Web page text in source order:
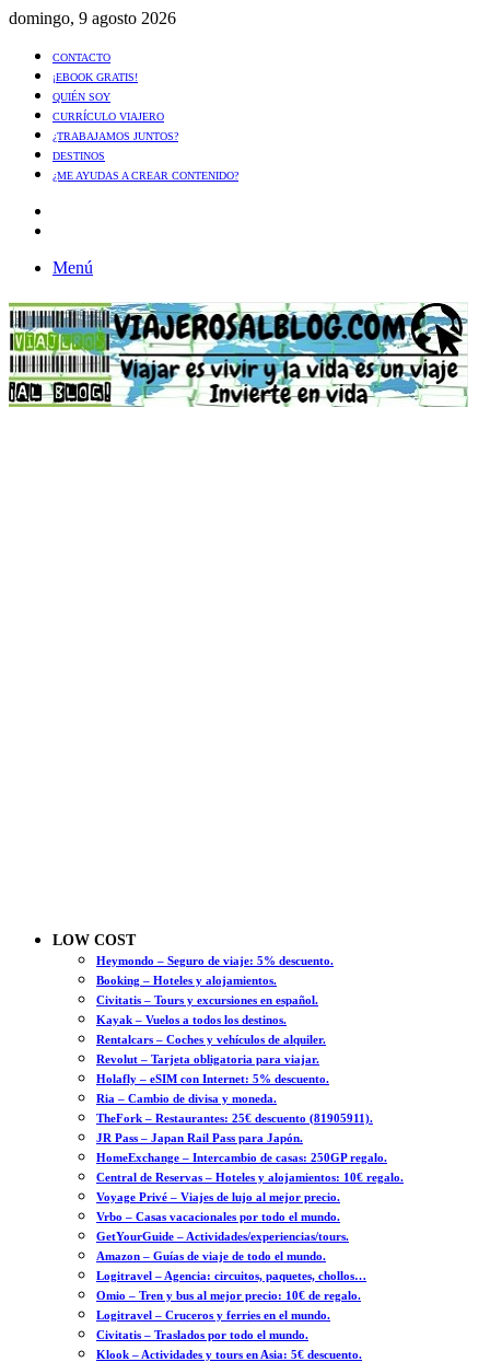
domingo, 9 agosto 2026
CONTACTO
¡EBOOK GRATIS!
QUIÉN SOY
CURRÍCULO VIAJERO
¿TRABAJAMOS JUNTOS?
DESTINOS
¿ME AYUDAS A CREAR CONTENIDO?
Menú
LOW COST
Heymondo – Seguro de viaje: 5% descuento.
Booking – Hoteles y alojamientos.
Civitatis – Tours y excursiones en español.
Kayak – Vuelos a todos los destinos.
Rentalcars – Coches y vehículos de alquiler.
Revolut – Tarjeta obligatoria para viajar.
Holafly – eSIM con Internet: 5% descuento.
Ria – Cambio de divisa y moneda.
TheFork – Restaurantes: 25€ descuento (81905911).
JR Pass – Japan Rail Pass para Japón.
HomeExchange – Intercambio de casas: 250GP regalo.
Central de Reservas – Hoteles y alojamientos: 10€ regalo.
Voyage Privé – Viajes de lujo al mejor precio.
Vrbo – Casas vacacionales por todo el mundo.
GetYourGuide – Actividades/experiencias/tours.
Amazon – Guías de viaje de todo el mundo.
Logitravel – Agencia: circuitos, paquetes, chollos…
Omio – Tren y bus al mejor precio: 10€ de regalo.
Logitravel – Cruceros y ferries en el mundo.
Civitatis – Traslados por todo el mundo.
Klook – Actividades y tours en Asia: 5€ descuento.